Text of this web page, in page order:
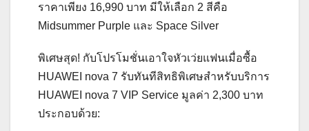
ราคาเพียง 16,990 บาท มีให้เลือก 2 สีคือ
Midsummer Purple และ Space Silver
พิเศษสุด! กับโปรโมชั่นเอาใจหัวเว่ยแฟนเมื่อซื้อ
HUAWEI nova 7 รับทันทีสิทธิพิเศษสำหรับบริการ
HUAWEI nova 7 VIP Service มูลค่า 2,300 บาท
ประกอบด้วย: